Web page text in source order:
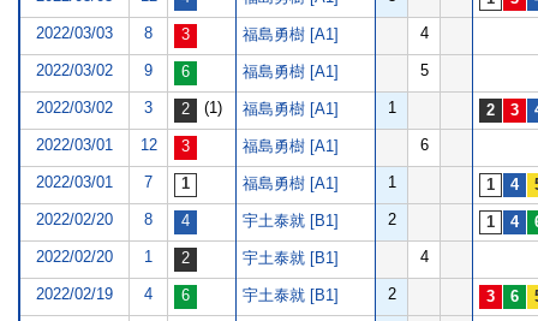
2022/03/03 8 福島勇樹 [A1] 4
2022/03/02 9 福島勇樹 [A1] 5
2022/03/02 3 (1) 福島勇樹 [A1] 1
2022/03/01 12 福島勇樹 [A1] 6
2022/03/01 7 福島勇樹 [A1] 1
2022/02/20 8 宇土泰就 [B1] 2
2022/02/20 1 宇土泰就 [B1] 4
2022/02/19 4 宇土泰就 [B1] 2